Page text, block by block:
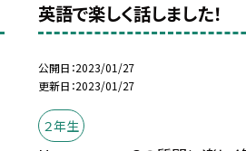
英語で楽しく話しました！
公開日 2023/01/27
更新日 2023/01/27
２年生